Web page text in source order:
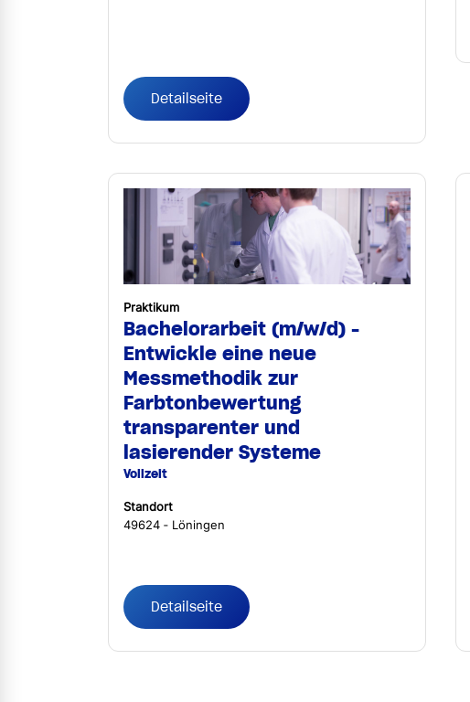
Detailseite
Praktikum
Bachelorarbeit (m/w/d) -
Entwickle eine neue
Messmethodik zur
Farbtonbewertung
transparenter und
lasierender Systeme
Vollzeit
Standort
49624 ‐ Löningen
Detailseite